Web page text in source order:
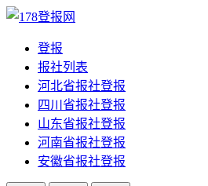
登报
报社列表
河北省报社登报
四川省报社登报
山东省报社登报
河南省报社登报
安徽省报社登报